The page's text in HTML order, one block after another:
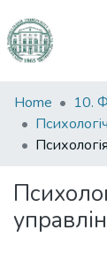
Communities
&
Collections
Statistics
Home